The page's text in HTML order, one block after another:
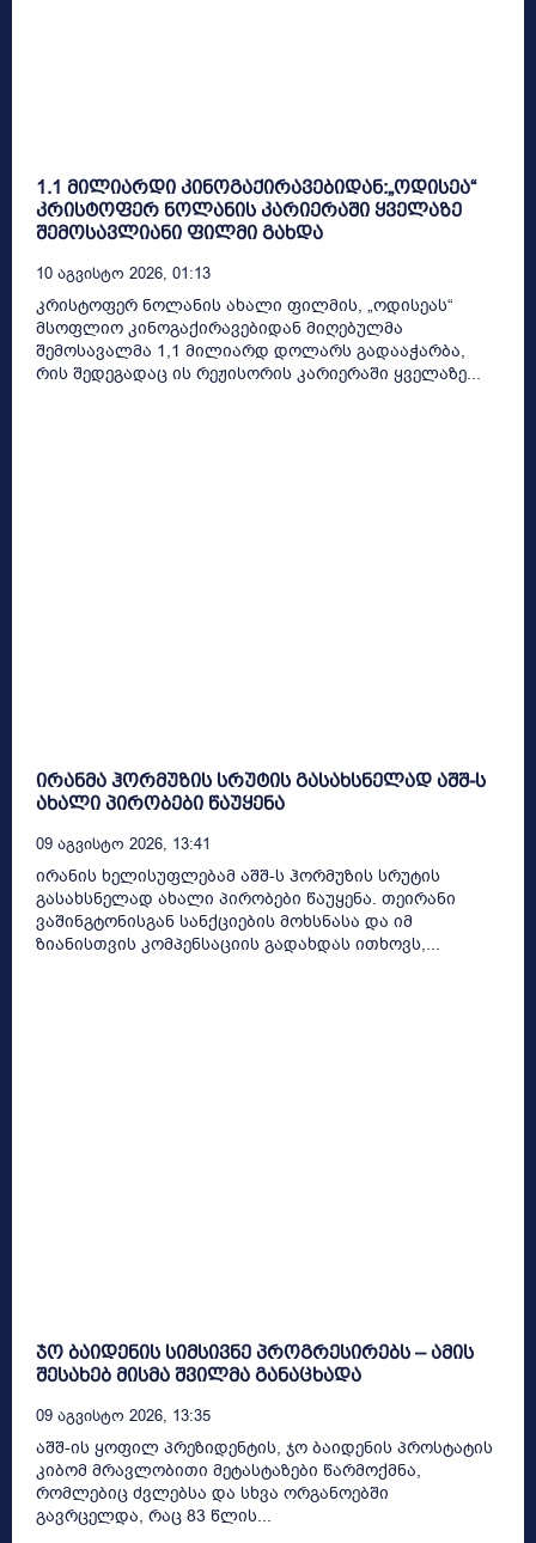
1.1 მილიარდი კინოგაქირავებიდან:„ოდისეა“
კრისტოფერ ნოლანის კარიერაში ყველაზე
შემოსავლიანი ფილმი გახდა
10 Აგვისტო 2026, 01:13
კრისტოფერ ნოლანის ახალი ფილმის, „ოდისეას“
მსოფლიო კინოგაქირავებიდან მიღებულმა
შემოსავალმა 1,1 მილიარდ დოლარს გადააჭარბა,
რის შედეგადაც ის რეჟისორის კარიერაში ყველაზე...
ირანმა ჰორმუზის სრუტის გასახსნელად აშშ-ს
ახალი პირობები წაუყენა
09 Აგვისტო 2026, 13:41
ირანის ხელისუფლებამ აშშ-ს ჰორმუზის სრუტის
გასახსნელად ახალი პირობები წაუყენა. თეირანი
ვაშინგტონისგან სანქციების მოხსნასა და იმ
ზიანისთვის კომპენსაციის გადახდას ითხოვს,...
ჯო ბაიდენის სიმსივნე პროგრესირებს – ამის
შესახებ მისმა შვილმა განაცხადა
09 Აგვისტო 2026, 13:35
აშშ-ის ყოფილ პრეზიდენტის, ჯო ბაიდენის პროსტატის
კიბომ მრავლობითი მეტასტაზები წარმოქმნა,
რომლებიც ძვლებსა და სხვა ორგანოებში
გავრცელდა, რაც 83 წლის...